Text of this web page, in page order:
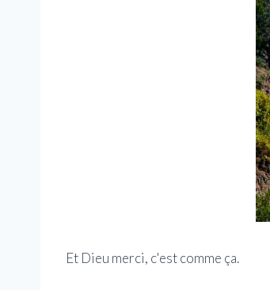
Et Dieu merci, c'est comme ça.